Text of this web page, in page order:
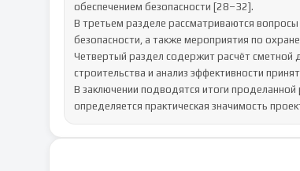
обеспечением безопасности [28–32].
В третьем разделе рассматриваются
безопасности, а также мероприятия по
Четвертый раздел содержит расчёт сметной
строительства и анализ эффективности
В заключении подводятся итоги
определяется практическая значимость